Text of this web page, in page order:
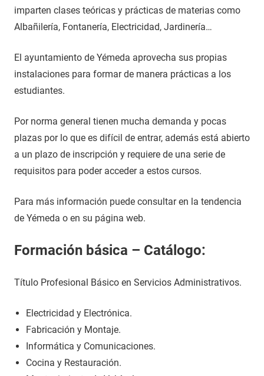
imparten clases teóricas y prácticas de materias como
Albañilería, Fontanería, Electricidad, Jardinería…
El ayuntamiento de Yémeda aprovecha sus propias
instalaciones para formar de manera prácticas a los
estudiantes.
Por norma general tienen mucha demanda y pocas
plazas por lo que es difícil de entrar, además está abierto
a un plazo de inscripción y requiere de una serie de
requisitos para poder acceder a estos cursos.
Para más información puede consultar en la tendencia
de Yémeda o en su página web.
Formación básica – Catálogo:
Título Profesional Básico en Servicios Administrativos.
Electricidad y Electrónica.
Fabricación y Montaje.
Informática y Comunicaciones.
Cocina y Restauración.